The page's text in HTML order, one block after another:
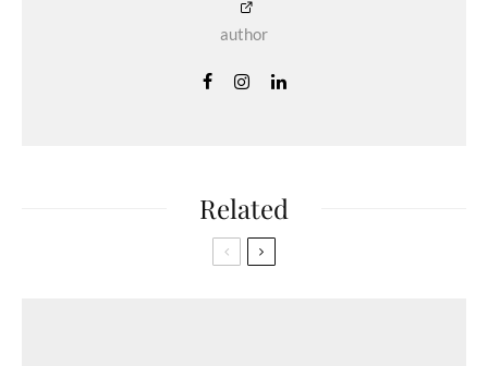
author
Related